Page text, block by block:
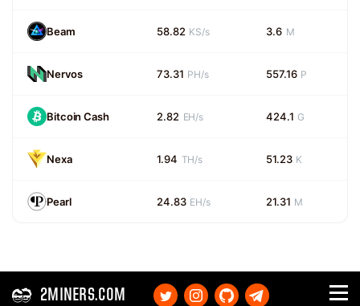
Beam 58.82 KS/s 3.6 M
Nervos 73.31 PH/s 557.16 P
Bitcoin Cash 2.82 EH/s 424.1 G
Nexa 1.94 TH/s 51.23 K
Pearl 24.83 EH/s 21.31 M
2MINERS.COM